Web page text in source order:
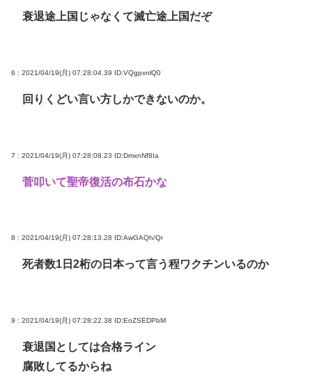
衰退途上国じゃなくて滅亡途上国だぞ
6 : 2021/04/19(月) 07:28:04.39 ID:VQgpxnlQ0
回りくどい言い方しかできないのか。
7 : 2021/04/19(月) 07:28:08.23 ID:DmxnNf8Ia
菅叩いて聖帝復活の布石かな
8 : 2021/04/19(月) 07:28:13.28 ID:AwGAQh/Qr
死者数1日2桁の日本って言う程ワクチンいるのか
9 : 2021/04/19(月) 07:28:22.38 ID:EoZSEDPbM
衰退国としては合格ライン
腐敗してるからね